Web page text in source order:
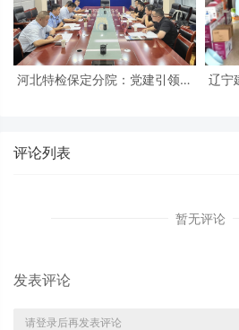
河北特检保定分院：党建引领促
辽宁
评论列表
暂无评论
发表评论